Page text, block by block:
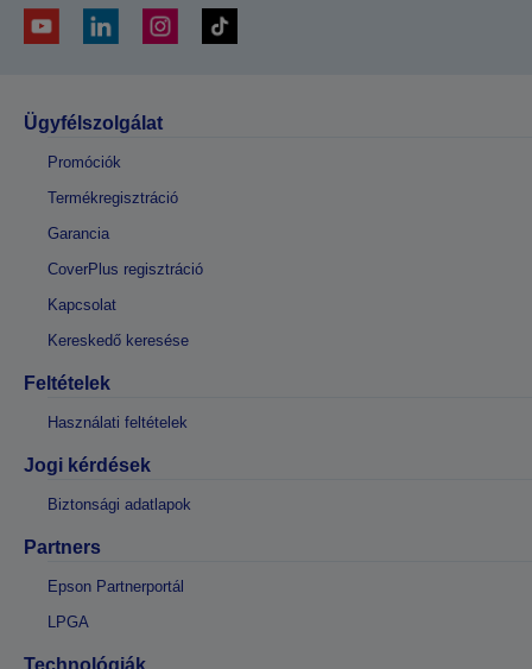
Ügyfélszolgálat
Promóciók
Termékregisztráció
Garancia
CoverPlus regisztráció
Kapcsolat
Kereskedő keresése
Feltételek
Használati feltételek
Jogi kérdések
Biztonsági adatlapok
Partners
Epson Partnerportál
LPGA